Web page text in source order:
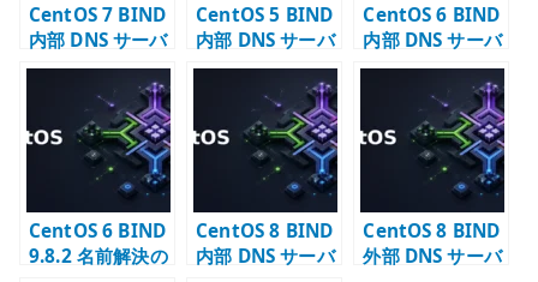
CentOS 7 BIND
内部 DNS サーバ
ー構築 –
forwarder と内
部ゾーンの基本
CentOS 5 BIND
内部 DNS サーバ
ー構築 – named
chroot とゾーン
CentOS 6 BIND
内部 DNS サーバ
ー構築 –
named.conf と
ゾーン設定
CentOS 6 BIND
9.8.2 名前解決の
CentOS 8 BIND
内部 DNS サーバ
CentOS 8 BIND
外部 DNS サーバ